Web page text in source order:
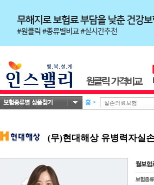
홈 >
(무)현대해상 유병력자실